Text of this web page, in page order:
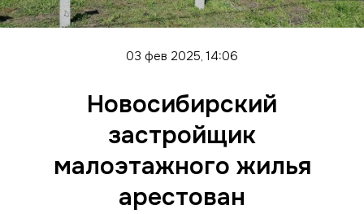
03 фев 2025, 14:06
Новосибирский
застройщик
малоэтажного жилья
арестован